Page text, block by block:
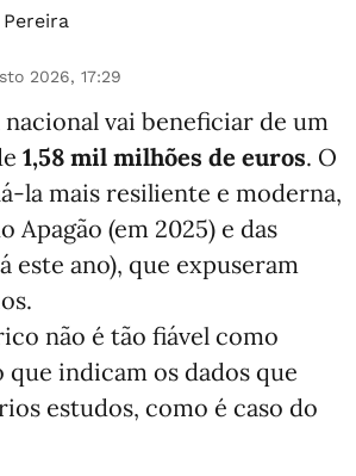
2026, 17:29
vai beneficiar de um
1,58 mil milhões de euros. O
la mais resiliente e moderna,
Apagão (em 2025) e das
este ano), que expuseram
não é tão fiável como
que indicam os dados que
estudos, como é caso do